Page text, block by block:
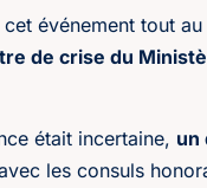
événement tout
de crise du
était incertaine, un
les consuls